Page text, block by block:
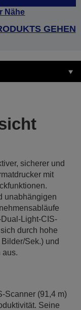
Nähe
GEHEN
sicherer und
mit
unabhängigen
Light-CIS-
durch hohe
Sek.) und
aus.
Scanner (91,4 m)
Seine